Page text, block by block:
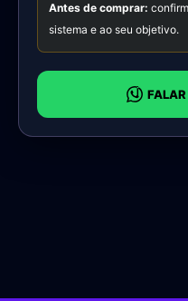
Antes de comprar:
sistema e ao seu objetivo.